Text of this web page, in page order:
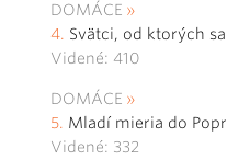
DOMÁCE
Svätci, od ktorých
Videné: 410
DOMÁCE
Mladí mieria do
Videné: 332